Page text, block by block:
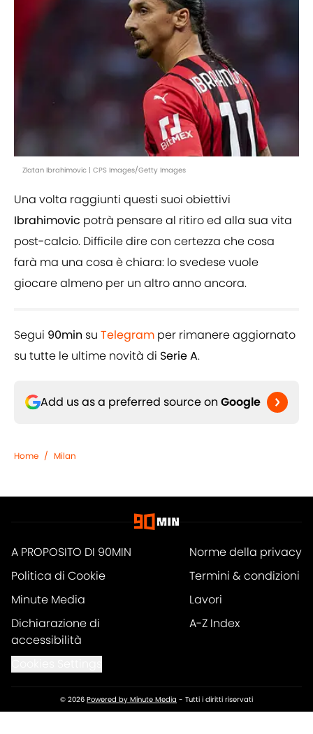
Zlatan Ibrahimovic | CPS Images/Getty Images
Una volta raggiunti questi suoi obiettivi
Ibrahimovic potrà pensare al ritiro ed alla sua vita
post-calcio. Difficile dire con certezza che cosa
farà ma una cosa è chiara: lo svedese vuole
giocare almeno per un altro anno ancora.
Segui 90min su Telegram per rimanere aggiornato
su tutte le ultime novità di Serie A.
Add us as a preferred source on Google
Home / Milan
A PROPOSITO DI 90MIN
Norme della privacy
Politica di Cookie
Termini & condizioni
Minute Media
Lavori
Dichiarazione di
accessibilità
A-Z Index
© 2026 Powered by Minute Media - Tutti i diritti riservati